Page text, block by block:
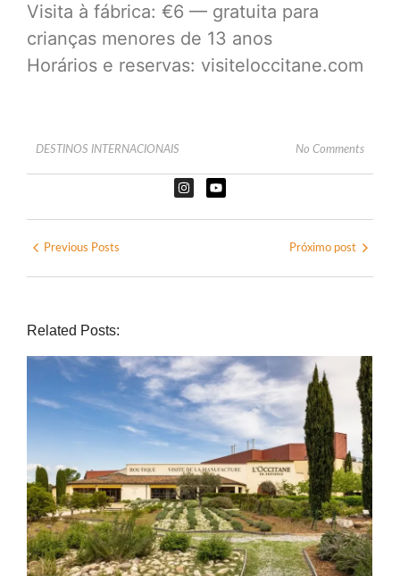
Visita à fábrica: €6 — gratuita para
crianças menores de 13 anos
Horários e reservas: visiteloccitane.com
DESTINOS INTERNACIONAIS No Comments
Previous Posts Próximo post
Related Posts: